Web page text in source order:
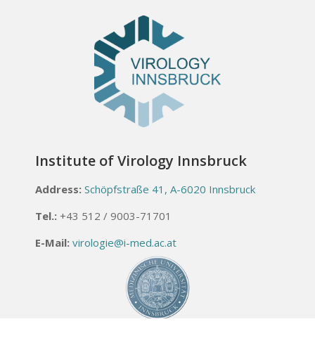
Institute of Virology Innsbruck
Address: Schöpfstraße 41, A-6020 Innsbruck
Tel.: +43 512 / 9003-71701
E-Mail: virologie@i-med.ac.at